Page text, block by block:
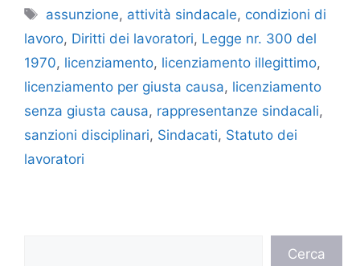
Tag
assunzione, attività sindacale, condizioni di
lavoro, Diritti dei lavoratori, Legge nr. 300 del
1970, licenziamento, licenziamento illegittimo,
licenziamento per giusta causa, licenziamento
senza giusta causa, rappresentanze sindacali,
sanzioni disciplinari, Sindacati, Statuto dei
lavoratori
Cerca